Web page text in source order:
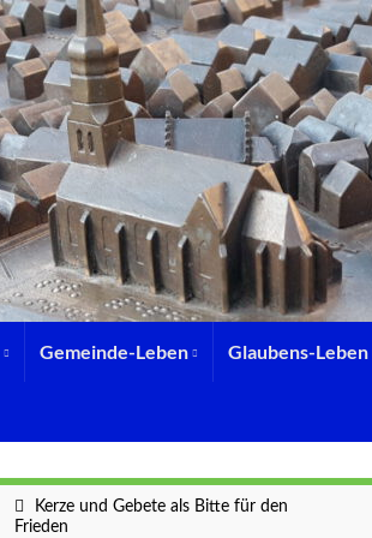
Gemeinde-Leben Glaubens-Leben
Kerze und Gebete als Bitte für den
Frieden